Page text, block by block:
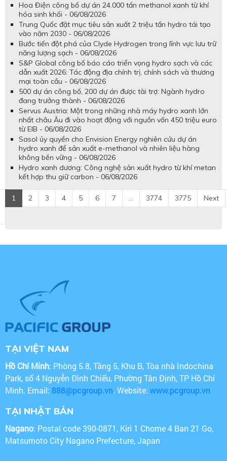
Hoa Điện công bố dự án 24.000 tấn methanol xanh từ khí
hóa sinh khối - 06/08/2026
Trung Quốc đặt mục tiêu sản xuất 2 triệu tấn hydro tái tạo
vào năm 2030 - 06/08/2026
Bước tiến đột phá của Clyde Hydrogen trong lĩnh vực lưu trữ
năng lượng sạch - 06/08/2026
S&P Global công bố báo cáo triển vọng hydro sạch và các
dẫn xuất 2026: Tác động địa chính trị, chính sách và thương
mại toàn cầu - 06/08/2026
500 dự án công bố, 200 dự án được tài trợ: Ngành hydro
đang trưởng thành - 06/08/2026
Servus Austria: Một trong những nhà máy hydro xanh lớn
nhất châu Âu đi vào hoạt động với nguồn vốn 450 triệu euro
từ EIB - 06/08/2026
Sasol ủy quyền cho Envision Energy nghiên cứu dự án
hydro xanh để sản xuất e-methanol và nhiên liệu hàng
không bền vững - 06/08/2026
Hydro xanh dương: Công nghệ sản xuất hydro từ khí metan
kết hợp thu giữ carbon - 06/08/2026
1 2 3 4 5 6 7 ... 3774 3775 Next
TẠI VIỆT NAM
Hồ Chí Minh: Phòng 5.8, Tầng 5, Khu B, Tòa nhà Indochina
Park, số 4 Nguyễn Đình Chiểu, Phường Tân Định, TP Hồ Chí
Minh. Email: 888@pcgroup.vn. Website: www.pcgroup.vn
TẠI NHẬT BẢN
Nagano: Postal code 390-0871, Kiri 1 Chome 4 Ban 21 Go,
Matsumoto City Nagano Prefecture, Japan